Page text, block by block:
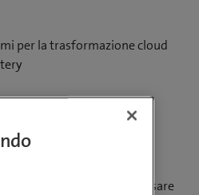
per la trasformazione cloud
journey to the
verso il cloud deve passare